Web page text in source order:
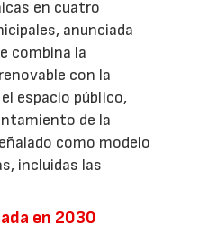
en cuatro
anunciada
combina la
con la
espacio público,
de la
como modelo
incluidas las
en 2030